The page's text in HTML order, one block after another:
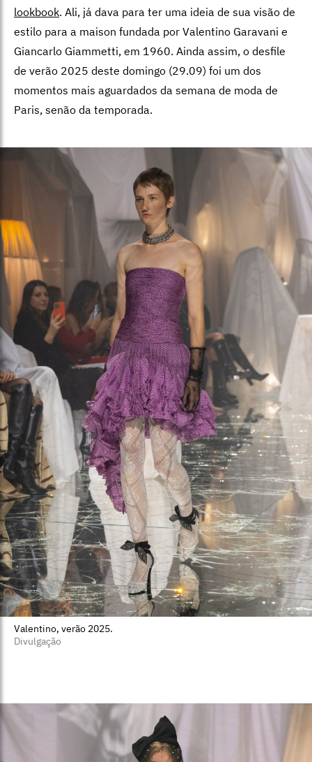
lookbook. Ali, já dava para ter uma ideia de sua visão de
estilo para a maison fundada por Valentino Garavani e
Giancarlo Giammetti, em 1960. Ainda assim, o desfile
de verão 2025 deste domingo (29.09) foi um dos
momentos mais aguardados da semana de moda de
Paris, senão da temporada.
Valentino, verão 2025.
Divulgação